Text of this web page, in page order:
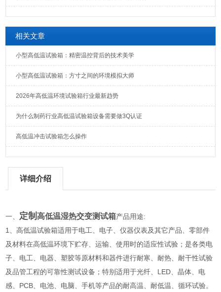
相关文章
小型高低温试验箱：精密温控背后的技术美学
小型高低温试验箱：方寸之间的环境模拟大师
2026年高低温环境试验箱行业最新趋势
为什么制药行业高低温试验箱设备需要做3Q认证
高低温冲击试验箱怎么操作
详细介绍
一、 定制高低温湿热交变测试箱产品用途:
1、高低温试验箱适用于电工、电子、仪器仪表及其它产品、零部件
及材料在高低温环境下贮存、运输、使用时的适应性试验；是各类电
子、电工、电器、塑胶等原材料和器件进行耐寒、耐热、耐干性试验
及品管工程的可靠性测试设备；特别适用于光纤、LED、晶体、电
感、PCB、电池、电脑、手机等产品的耐高温、耐低温、循环试验。